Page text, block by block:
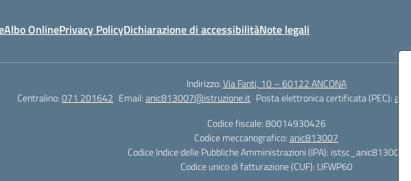
Albo OnlinePrivacy PolicyDichiarazione di accessibilitàNote legali
Indirizzo:Via Fanti, 10 – 60122 ANCONA
Centralino:071 201642 Email:anic813007@istruzione.it Posta elettronica certificata (PEC):
Codice fiscale: 80014930426
Codice meccanografico:anic813007
Codice Indice delle Pubbliche Amministrazioni (IPA): istsc_anic813007
Codice unico di fatturazione (CUF): UFWP60